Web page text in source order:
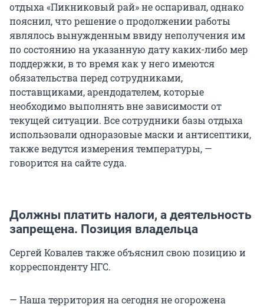
отдыха «Пикниковый рай» не оспаривал, однако
пояснил, что решение о продолжении работы
являлось вынужденным ввиду неполучения им
по состоянию на указанную дату каких-либо мер
поддержки, в то время как у него имеются
обязательства перед сотрудниками,
поставщиками, арендодателем, которые
необходимо выполнять вне зависимости от
текущей ситуации. Все сотрудники базы отдыха
использовали одноразовые маски и антисептики,
также ведутся измерения температуры, —
говорится на сайте суда.
Должны платить налоги, а деятельность
запрещена. Позиция владельца
Сергей Ковалев также объяснил свою позицию и
корреспонденту НГС.
— Наша территория на сегодня не огорожена